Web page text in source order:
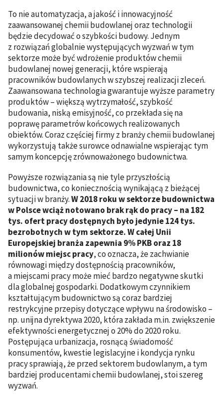
To nie automatyzacja, a jakość i innowacyjność
zaawansowanej chemii budowlanej oraz technologii
będzie decydować o szybkości budowy. Jednym
z rozwiązań globalnie występujących wyzwań w tym
sektorze może być wdrożenie produktów chemii
budowlanej nowej generacji, które wspierają
pracowników budowlanych w szybszej realizacji zleceń.
Zaawansowana technologia gwarantuje wyższe parametry
produktów – większą wytrzymałość, szybkość
budowania, niską emisyjność, co przekłada się na
poprawę parametrów końcowych realizowanych
obiektów. Coraz częściej firmy z branży chemii budowlanej
wykorzystują także surowce odnawialne wspierając tym
samym koncepcję zrównoważonego budownictwa.
Powyższe rozwiązania są nie tyle przyszłością
budownictwa, co koniecznością wynikającą z bieżącej
sytuacji w branży.W 2018 roku w sektorze budownictwa
w Polsce wciąż notowano brak rąk do pracy – na 182
tys. ofert pracy dostępnych było jedynie 124 tys.
bezrobotnych w tym sektorze. W całej Unii
Europejskiej branża zapewnia 9% PKB oraz 18
milionów miejsc pracy, co oznacza, że zachwianie
równowagi między dostępnością pracowników,
a miejscami pracy może mieć bardzo negatywne skutki
dla globalnej gospodarki. Dodatkowym czynnikiem
kształtującym budownictwo są coraz bardziej
restrykcyjne przepisy dotyczące wpływu na środowisko –
np. unijna dyrektywa 2020, która zakłada m.in. zwiększenie
efektywności energetycznej o 20% do 2020 roku.
Postępująca urbanizacja, rosnącą świadomość
konsumentów, kwestie legislacyjne i kondycja rynku
pracy sprawiają, że przed sektorem budowlanym, a tym
bardziej producentami chemii budowlanej, stoi szereg
wyzwań.